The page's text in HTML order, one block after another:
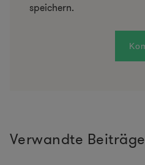
speichern.
Verwandte Beiträge